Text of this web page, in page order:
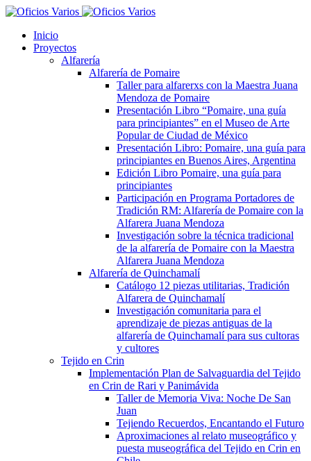
Inicio
Proyectos
Alfarería
Alfarería de Pomaire
Taller para alfarerxs con la Maestra Juana
Mendoza de Pomaire
Presentación Libro “Pomaire, una guía
para principiantes” en el Museo de Arte
Popular de Ciudad de México
Presentación Libro: Pomaire, una guía para
principiantes en Buenos Aires, Argentina
Edición Libro Pomaire, una guía para
principiantes
Participación en Programa Portadores de
Tradición RM: Alfarería de Pomaire con la
Alfarera Juana Mendoza
Investigación sobre la técnica tradicional
de la alfarería de Pomaire con la Maestra
Alfarera Juana Mendoza
Alfarería de Quinchamalí
Catálogo 12 piezas utilitarias, Tradición
Alfarera de Quinchamalí
Investigación comunitaria para el
aprendizaje de piezas antiguas de la
alfarería de Quinchamalí para sus cultoras
y cultores
Tejido en Crin
Implementación Plan de Salvaguardia del Tejido
en Crin de Rari y Panimávida
Taller de Memoria Viva: Noche De San
Juan
Tejiendo Recuerdos, Encantando el Futuro
Aproximaciones al relato museográfico y
puesta museográfica del Tejido en Crin en